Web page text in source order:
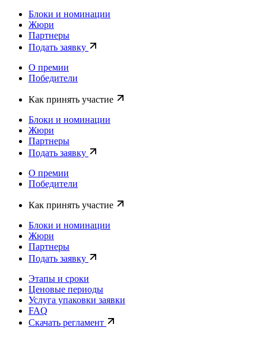
Блоки и номинации
Жюри
Партнеры
Подать заявку
О премии
Победители
Как принять участие
Блоки и номинации
Жюри
Партнеры
Подать заявку
О премии
Победители
Как принять участие
Блоки и номинации
Жюри
Партнеры
Подать заявку
Этапы и сроки
Ценовые периоды
Услуга упаковки заявки
FAQ
Скачать регламент